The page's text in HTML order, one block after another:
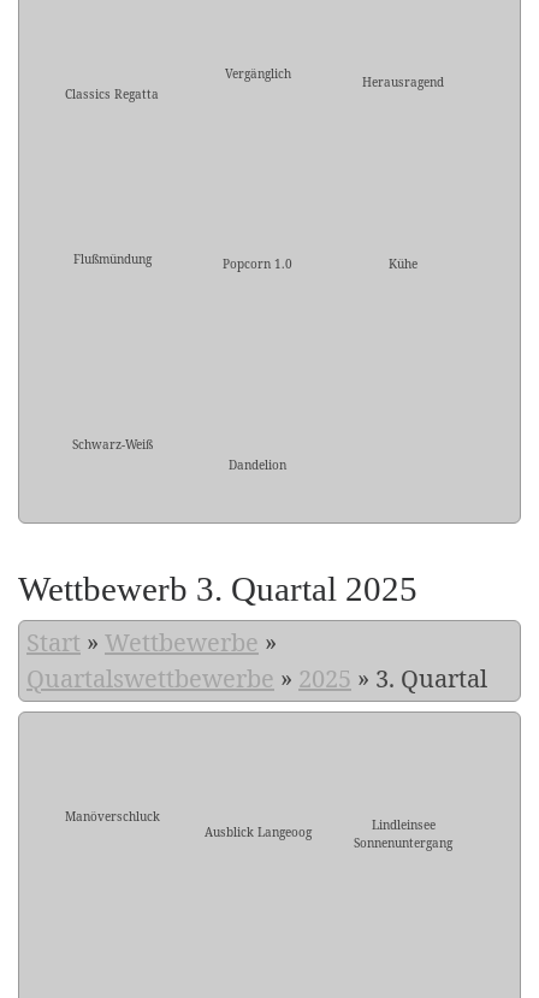
Classics Regatta
Vergänglich Herausragend
Flußmündung Popcorn 1.0 Kühe
Schwarz-Weiß
Dandelion
Wettbewerb 3. Quartal 2025
Start » Wettbewerbe »
Quartalswettbewerbe » 2025 » 3. Quartal
Manöverschluck
Ausblick Langeoog
Lindleinsee
Sonnenuntergang